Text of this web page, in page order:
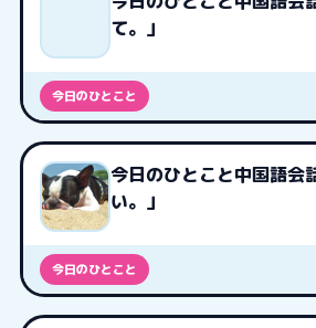
て。」
今日のひとこと
今日のひとこと中国語会
い。」
今日のひとこと